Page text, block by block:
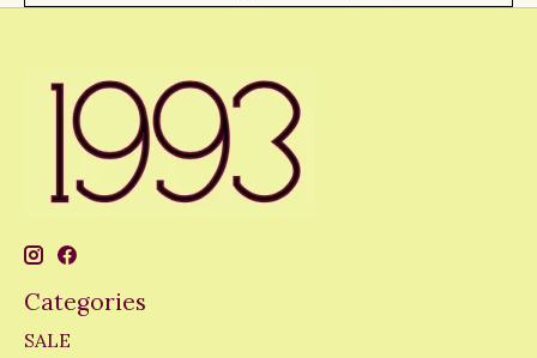
Categories
SALE